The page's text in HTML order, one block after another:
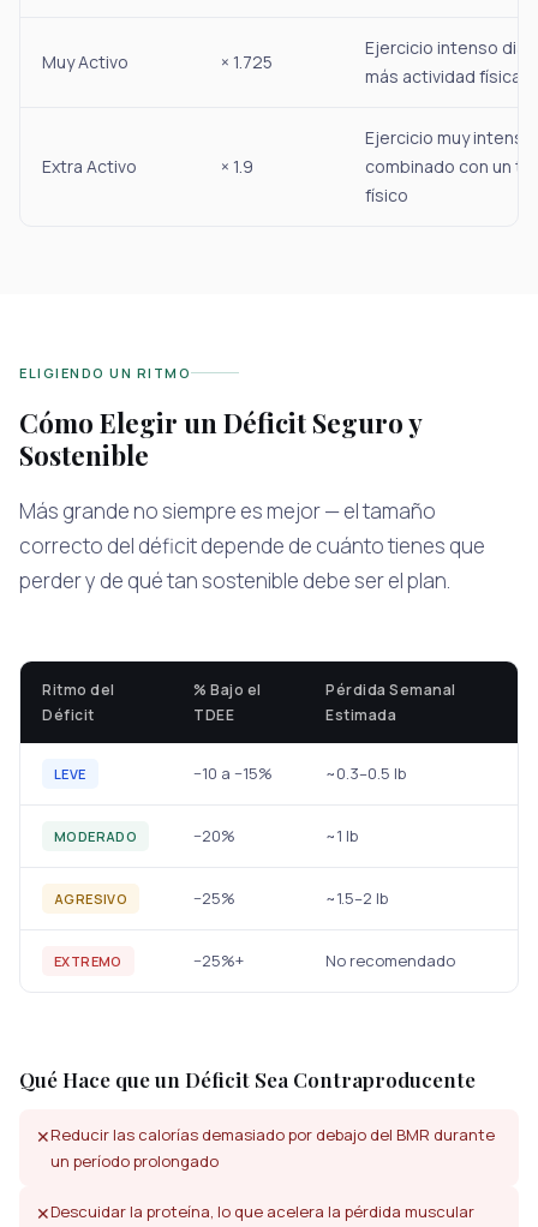
Muy Activo × 1.725
Ejercicio intenso
más actividad física
Extra Activo × 1.9
Ejercicio muy intenso
combinado con un
físico
ELIGIENDO UN RITMO
Cómo Elegir un Déficit Seguro y
Sostenible
Más grande no siempre es mejor — el tamaño
correcto del déficit depende de cuánto tienes que
perder y de qué tan sostenible debe ser el plan.
Ritmo del
Déficit
% Bajo el
TDEE
Pérdida Semanal
Estimada
LEVE −10 a −15% ~0.3–0.5 lb
MODERADO −20% ~1 lb
AGRESIVO −25% ~1.5–2 lb
EXTREMO −25%+ No recomendado
Qué Hace que un Déficit Sea Contraproducente
✕Reducir las calorías demasiado por debajo del BMR durante
un período prolongado
✕Descuidar la proteína, lo que acelera la pérdida muscular